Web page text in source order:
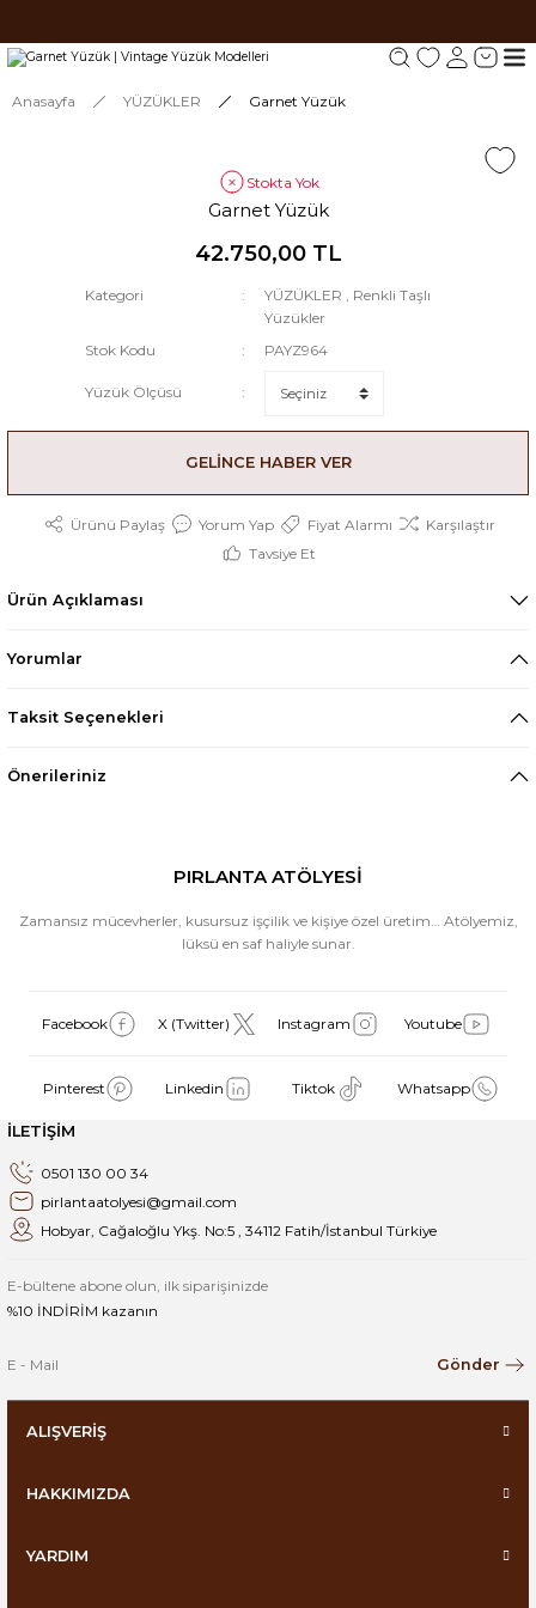
Tüm siparişlerde 1000 TL ve üzeri ücretsiz kargo. #3
Anasayfa YÜZÜKLER Garnet Yüzük
Stokta Yok
Garnet Yüzük
42.750,00 TL
Kategori YÜZÜKLER , Renkli Taşlı
Yüzükler
Stok Kodu
PAYZ964
Yüzük Ölçüsü
GELİNCE HABER VER
Ürünü Paylaş Yorum Yap Fiyat Alarmı
Karşılaştır
Tavsiye Et
Ürün Açıklaması
Yorumlar
Taksit Seçenekleri
Önerileriniz
PIRLANTA ATÖLYESİ
Zamansız mücevherler, kusursuz işçilik ve kişiye özel üretim… Atölyemiz,
lüksü en saf haliyle sunar.
Facebook X (Twitter) Instagram Youtube
Pinterest Linkedin Tiktok Whatsapp
İLETİŞİM
0501 130 00 34
pirlantaatolyesi@gmail.com
Hobyar, Cağaloğlu Ykş. No:5 , 34112 Fatih/İstanbul Türkiye
E-bültene abone olun, ilk siparişinizde
%10 İNDİRİM kazanın
Gönder
ALIŞVERİŞ
HAKKIMIZDA
YARDIM